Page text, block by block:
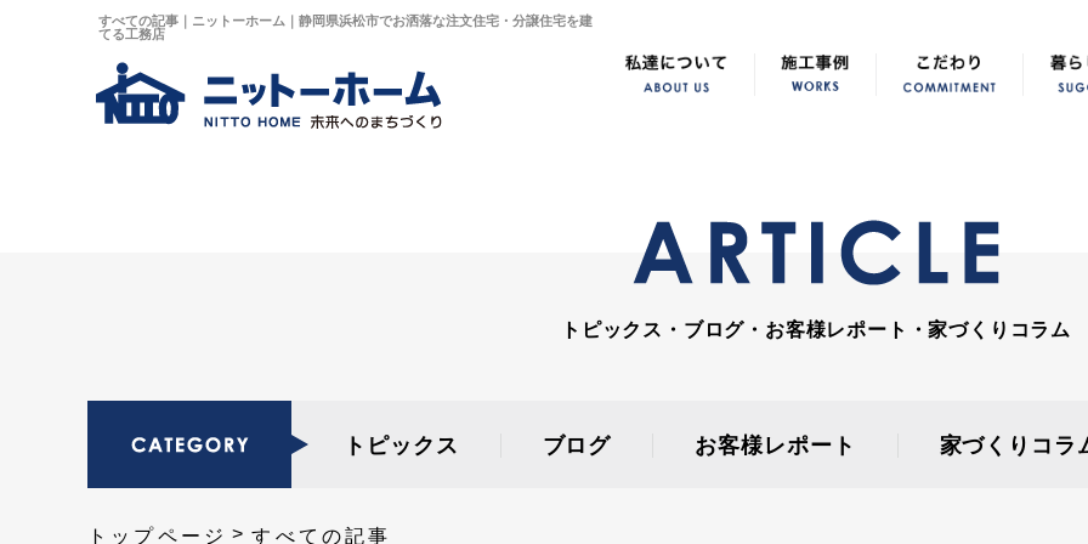
すべての記事｜ニットーホーム｜静岡県浜松市でお洒落な注文住宅・分譲住宅を建
てる工務店
トピックス・ブログ・お客様レポート・家づくりコラム
トピックス ブログ お客様レポート 家づくりコラ
トップページ すべての記事